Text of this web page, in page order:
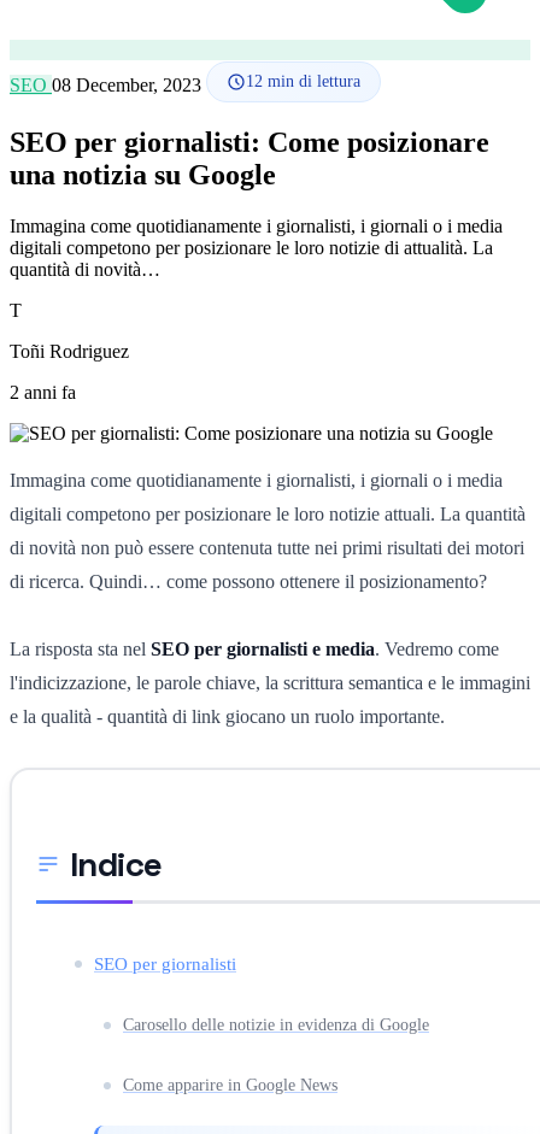
SEO 08 December, 2023 12 min di lettura
SEO per giornalisti: Come posizionare
una notizia su Google
Immagina come quotidianamente i giornalisti, i giornali o i media
digitali competono per posizionare le loro notizie di attualità. La
quantità di novità…
T
Toñi Rodriguez
2 anni fa
Immagina come quotidianamente i giornalisti, i giornali o i media
digitali competono per posizionare le loro notizie attuali. La quantità
di novità non può essere contenuta tutte nei primi risultati dei motori
di ricerca. Quindi… come possono ottenere il posizionamento?
La risposta sta nel SEO per giornalisti e media. Vedremo come
l'indicizzazione, le parole chiave, la scrittura semantica e le immagini
e la qualità - quantità di link giocano un ruolo importante.
Indice
SEO per giornalisti
Carosello delle notizie in evidenza di Google
Come apparire in Google News